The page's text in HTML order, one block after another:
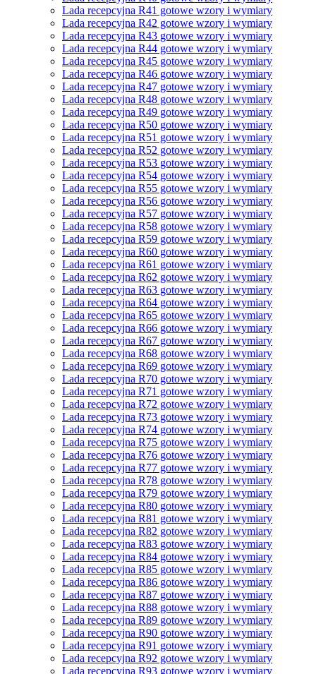
Lada recepcyjna R41 gotowe wzory i wymiary
Lada recepcyjna R42 gotowe wzory i wymiary
Lada recepcyjna R43 gotowe wzory i wymiary
Lada recepcyjna R44 gotowe wzory i wymiary
Lada recepcyjna R45 gotowe wzory i wymiary
Lada recepcyjna R46 gotowe wzory i wymiary
Lada recepcyjna R47 gotowe wzory i wymiary
Lada recepcyjna R48 gotowe wzory i wymiary
Lada recepcyjna R49 gotowe wzory i wymiary
Lada recepcyjna R50 gotowe wzory i wymiary
Lada recepcyjna R51 gotowe wzory i wymiary
Lada recepcyjna R52 gotowe wzory i wymiary
Lada recepcyjna R53 gotowe wzory i wymiary
Lada recepcyjna R54 gotowe wzory i wymiary
Lada recepcyjna R55 gotowe wzory i wymiary
Lada recepcyjna R56 gotowe wzory i wymiary
Lada recepcyjna R57 gotowe wzory i wymiary
Lada recepcyjna R58 gotowe wzory i wymiary
Lada recepcyjna R59 gotowe wzory i wymiary
Lada recepcyjna R60 gotowe wzory i wymiary
Lada recepcyjna R61 gotowe wzory i wymiary
Lada recepcyjna R62 gotowe wzory i wymiary
Lada recepcyjna R63 gotowe wzory i wymiary
Lada recepcyjna R64 gotowe wzory i wymiary
Lada recepcyjna R65 gotowe wzory i wymiary
Lada recepcyjna R66 gotowe wzory i wymiary
Lada recepcyjna R67 gotowe wzory i wymiary
Lada recepcyjna R68 gotowe wzory i wymiary
Lada recepcyjna R69 gotowe wzory i wymiary
Lada recepcyjna R70 gotowe wzory i wymiary
Lada recepcyjna R71 gotowe wzory i wymiary
Lada recepcyjna R72 gotowe wzory i wymiary
Lada recepcyjna R73 gotowe wzory i wymiary
Lada recepcyjna R74 gotowe wzory i wymiary
Lada recepcyjna R75 gotowe wzory i wymiary
Lada recepcyjna R76 gotowe wzory i wymiary
Lada recepcyjna R77 gotowe wzory i wymiary
Lada recepcyjna R78 gotowe wzory i wymiary
Lada recepcyjna R79 gotowe wzory i wymiary
Lada recepcyjna R80 gotowe wzory i wymiary
Lada recepcyjna R81 gotowe wzory i wymiary
Lada recepcyjna R82 gotowe wzory i wymiary
Lada recepcyjna R83 gotowe wzory i wymiary
Lada recepcyjna R84 gotowe wzory i wymiary
Lada recepcyjna R85 gotowe wzory i wymiary
Lada recepcyjna R86 gotowe wzory i wymiary
Lada recepcyjna R87 gotowe wzory i wymiary
Lada recepcyjna R88 gotowe wzory i wymiary
Lada recepcyjna R89 gotowe wzory i wymiary
Lada recepcyjna R90 gotowe wzory i wymiary
Lada recepcyjna R91 gotowe wzory i wymiary
Lada recepcyjna R92 gotowe wzory i wymiary
Lada recepcyjna R93 gotowe wzory i wymiary